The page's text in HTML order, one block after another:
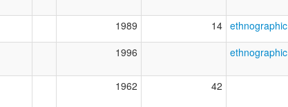
1989 14 ethnographic
1996 ethnographic
1962 42